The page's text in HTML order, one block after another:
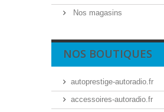
Nos magasins
NOS BOUTIQUES
autoprestige-autoradio.fr
accessoires-autoradio.fr